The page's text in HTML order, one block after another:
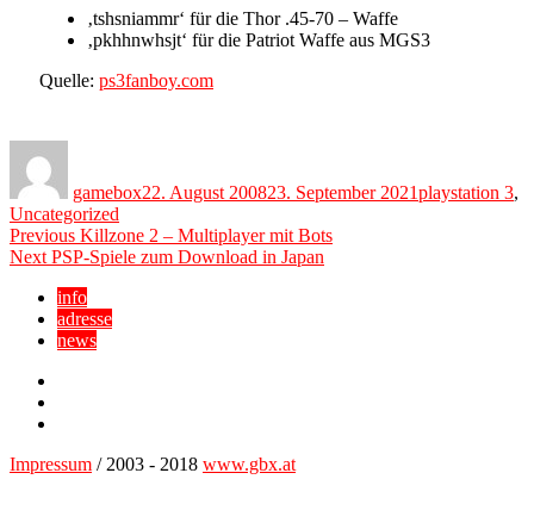
‚tshsniammr‘ für die Thor .45-70 – Waffe
‚pkhhnwhsjt‘ für die Patriot Waffe aus MGS3
Quelle: ps3fanboy.com
gamebox22. August 200823. September 2021playstation 3,
Uncategorized
Beitragsnavigation
Previous Previous
post:
Killzone 2 – Multiplayer mit Bots
Next Next
PSP-Spiele zum Download in Japan
info
adresse
news
Impressum / 2003 - 2018 www.gbx.at